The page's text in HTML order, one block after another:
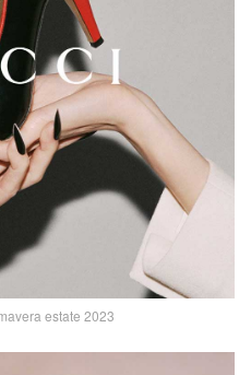
estate 2023